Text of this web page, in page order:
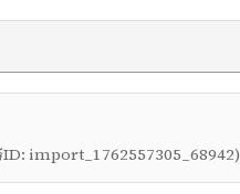
ID: import_1762557305_68942)